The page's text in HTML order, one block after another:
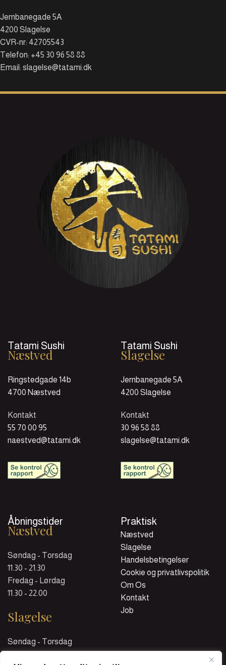
Jernbanegade 5A
4200 Slagelse
CVR-nr: 42705543
Telefon: +45 30 96 58 88
Email: slagelse@tatami.dk
Tatami Sushi
Næstved
Ringstedgade 14b
4700 Næstved
Kontakt
55 70 00 95
naestved@tatami.dk
Tatami Sushi
Slagelse
Jernbanegade 5A
4200 Slagelse
Kontakt
30 96 58 88
slagelse@tatami.dk
Åbningstider
Næstved
Søndag - Torsdag
11.30 - 21.30
Fredag - Lørdag
11.30 - 22.00
Slagelse
Søndag - Torsdag
Praktisk
Næstved
Slagelse
Handelsbetingelser
Cookie og privatlivspolitik
Om Os
Kontakt
Job